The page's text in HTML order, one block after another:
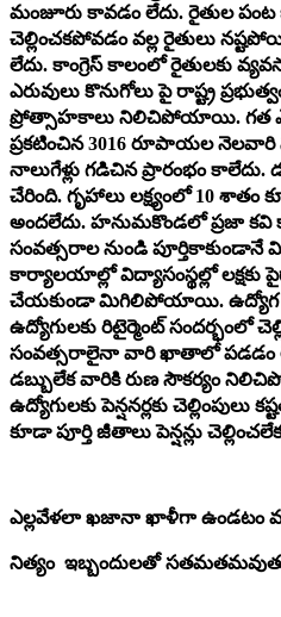
మంజూరు కావడం లేదు. రైతుల
చెల్లించకపోవడం వల్ల రైతులు
లేదు. కాంగ్రెస్ కాలంలో రైతులకు
ఎరువులు కొనుగోలు పై రాష్ట్ర
ప్రోత్సాహకాలు నిలిచిపోయాయి. గత
ప్రకటించిన 3016 రూపాయల నెలవారి
నాలుగేళ్లు గడిచిన ప్రారంభం
చేరింది. గృహాలు లక్ష్యంలో 10 శాతం
అందలేదు. హనుమకొండలో ప్రజా కవి
సంవత్సరాల నుండి పూర్తికాకుండానే
కార్యాలయాల్లో విద్యాసంస్థల్లో లక్షకు
చేయకుండా మిగిలిపోయాయి. ఉద్యోగ
ఉద్యోగులకు రిటైర్మెంట్ సందర్భంలో
సంవత్సరాలైనా వారి ఖాతాలో పడడం
డబ్బులేక వారికి రుణ సౌకర్యం
ఉద్యోగులకు పెన్షనర్లకు చెల్లింపులు
కూడా పూర్తి జీతాలు పెన్షన్లు
ఎల్లవేళలా ఖజానా ఖాళీగా ఉండటం
నిత్యం ఇబ్బందులతో